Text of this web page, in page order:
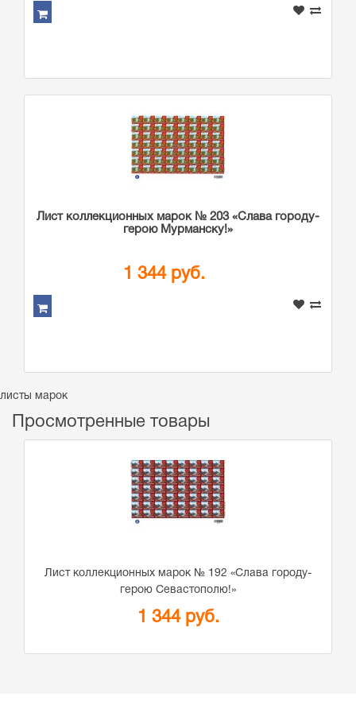
Лист коллекционных марок № 203 «Слава городу-
герою Мурманску!»
1 344 руб.
листы марок
Просмотренные товары
Лист коллекционных марок № 192 «Слава городу-
герою Севастополю!»
1 344 руб.